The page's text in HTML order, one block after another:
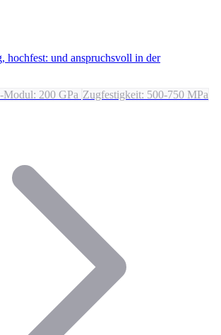
hochfest: und anspruchsvoll in der
Modul: 200 GPa Zugfestigkeit: 500-750 MPa